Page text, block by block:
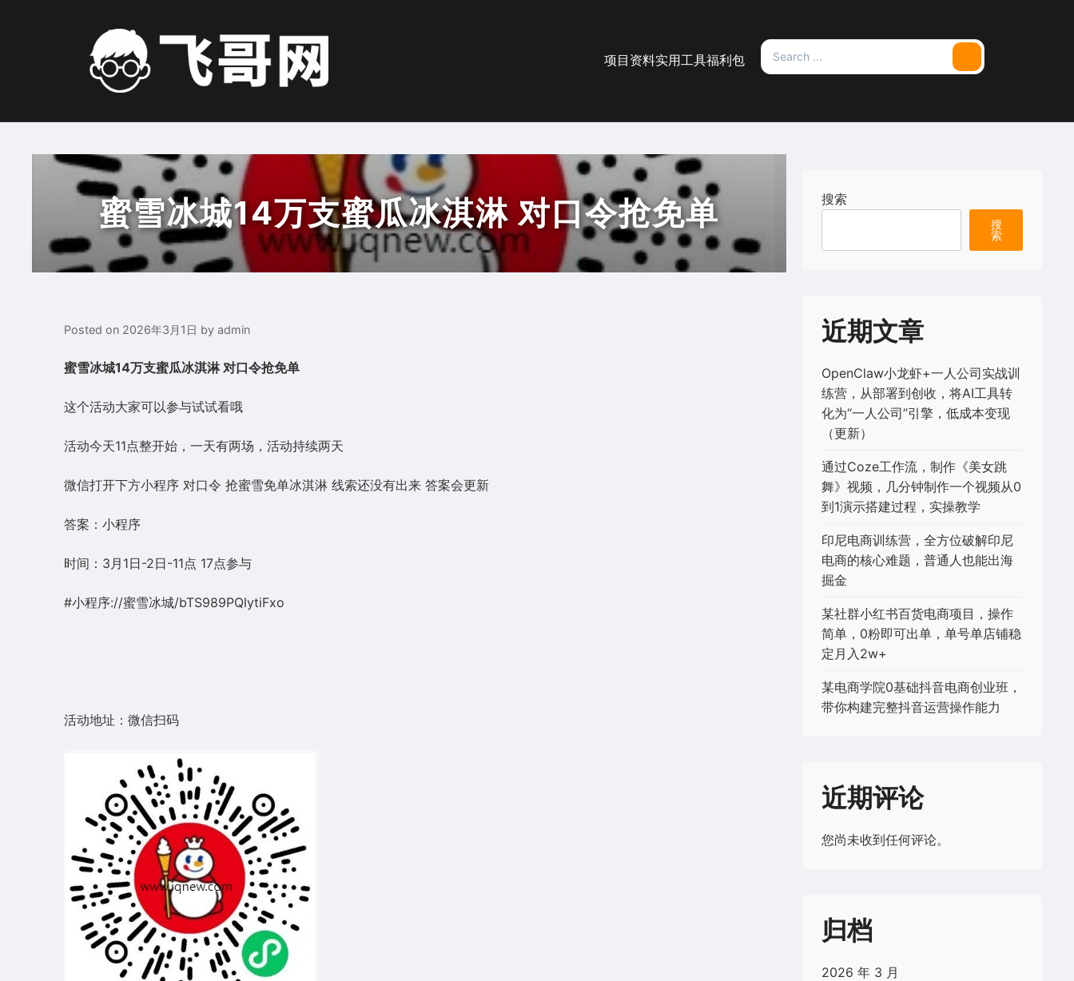
项目资料实用工具福利包
Search
for:
Search
蜜雪冰城14万支蜜瓜冰淇淋 对口令抢免单
Posted on 2026年3月1日 by admin
蜜雪冰城14万支蜜瓜冰淇淋 对口令抢免单
这个活动大家可以参与试试看哦
活动今天11点整开始，一天有两场，活动持续两天
微信打开下方小程序 对口令 抢蜜雪免单冰淇淋 线索还没有出来 答案会更新
答案：小程序
时间：3月1日-2日-11点 17点参与
#小程序://蜜雪冰城/bTS989PQlytiFxo
活动地址：微信扫码
搜索
搜
索
近期文章
OpenClaw小龙虾+一人公司实战训
练营，从部署到创收，将AI工具转
化为“一人公司”引擎，低成本变现
（更新）
通过Coze工作流，制作《美女跳
舞》视频，几分钟制作一个视频从0
到1演示搭建过程，实操教学
印尼电商训练营，全方位破解印尼
电商的核心难题，普通人也能出海
掘金
某社群小红书百货电商项目，操作
简单，0粉即可出单，单号单店铺稳
定月入2w+
某电商学院0基础抖音电商创业班，
带你构建完整抖音运营操作能力
近期评论
您尚未收到任何评论。
归档
2026 年 3 月